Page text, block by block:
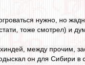
нужно, но
тоже смотрел) и
между прочим,
он для Сибири